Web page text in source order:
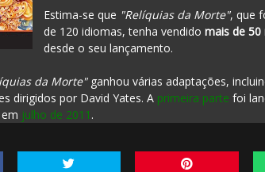
Estima-se que "Relíquias da Morte", que
de 120 idiomas, tenha vendido mais de 50
desde o seu lançamento.
da Morte"ganhou várias adaptações,
dirigidos por David Yates. A primeira parte foi
julho de 2011 .
🎂